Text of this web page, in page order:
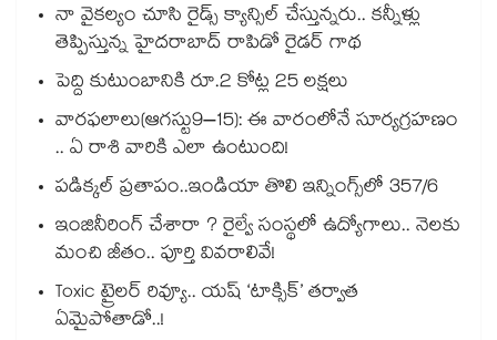
నా వైకల్యం చూసి రైడ్స్ క్యాన్సిల్ చేస్తున్నరు.. కన్నీళ్లు
తెప్పిస్తున్న హైదరాబాద్ రాపిడో రైడర్ గాథ
పెద్ది కుటుంబానికి రూ.2 కోట్ల 25 లక్షలు
వారఫలాలు(ఆగస్టు9–15): ఈ వారంలోనే సూర్యగ్రహణం
.. ఏ రాశి వారికి ఎలా ఉంటుంది!
పడిక్కల్‌‌ ప్రతాపం..ఇండియా తొలి ఇన్నింగ్స్‌‌లో 357/6
ఇంజినీరింగ్ చేశారా ? రైల్వే సంస్థలో ఉద్యోగాలు.. నెలకు
మంచి జీతం.. పూర్తి వివరాలివే!
Toxic ట్రైలర్ రివ్యూ.. యష్ ‘టాక్సిక్’ తర్వాత
ఏమైపోతాడో..!